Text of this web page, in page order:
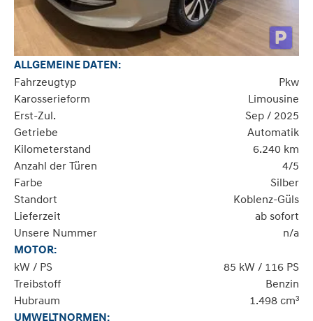
ALLGEMEINE DATEN:
Fahrzeugtyp
Pkw
Karosserieform
Limousine
Erst-Zul.
Sep / 2025
Getriebe
Automatik
Kilometerstand
6.240 km
Anzahl der Türen
4/5
Farbe
Silber
Standort
Koblenz-Güls
Lieferzeit
ab sofort
Unsere Nummer
n/a
MOTOR:
kW / PS
85 kW / 116 PS
Treibstoff
Benzin
Hubraum
1.498 cm³
UMWELTNORMEN: